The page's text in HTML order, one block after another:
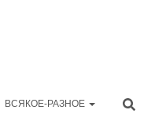
ВСЯКОЕ-РАЗНОЕ